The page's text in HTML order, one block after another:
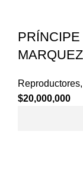
Reproductores,
$20,000,000